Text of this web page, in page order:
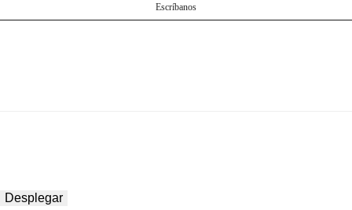
Escríbanos
Desplegar